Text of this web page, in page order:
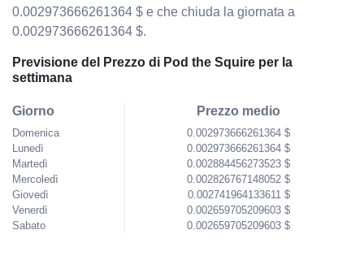
0.002973666261364 $ e che chiuda la giornata a
0.002973666261364 $.
Previsione del Prezzo di Pod the Squire per la
settimana
Giorno
Domenica
Lunedì
Martedì
Mercoledì
Giovedì
Venerdì
Sabato
Prezzo medio
0.002973666261364 $
0.002973666261364 $
0.002884456273523 $
0.002826767148052 $
0.002741964133611 $
0.002659705209603 $
0.002659705209603 $